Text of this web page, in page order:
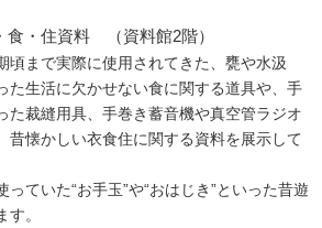
住資料 （資料館2階）
まで実際に使用されてきた、甕や水汲
た生活に欠かせない食に関する道具や、手
た裁縫用具、手巻き蓄音機や真空管ラジオ
昔懐かしい衣食住に関する資料を展示して
ていた“お手玉”や“おはじき”といった昔遊
。